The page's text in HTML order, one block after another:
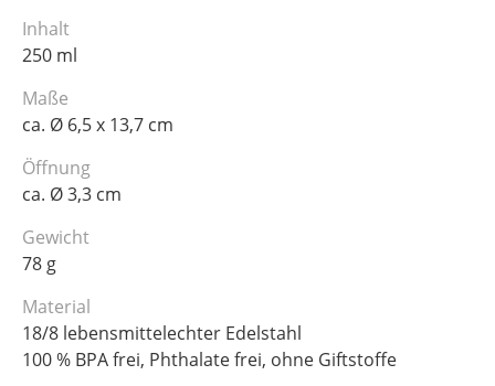
Inhalt
250 ml
Maße
ca. Ø 6,5 x 13,7 cm
Öffnung
ca. Ø 3,3 cm
Gewicht
78 g
Material
18/8 lebensmittelechter Edelstahl
100 % BPA frei, Phthalate frei, ohne Giftstoffe